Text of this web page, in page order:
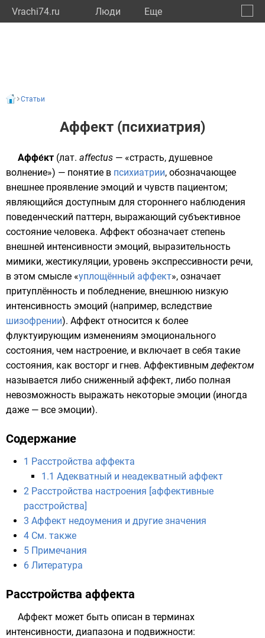
Vrachi74.ru Люди Eще
Статьи
Аффект (психиатрия)
Aффе́кт (лат. affectus — «страсть, душевное
волнение») — понятие в психиатрии, обозначающее
внешнее проявление эмоций и чувств пациентом;
являющийся доступным для стороннего наблюдения
поведенческий паттерн, выражающий субъективное
состояние человека. Аффект обозначает степень
внешней интенсивности эмоций, выразительность
мимики, жестикуляции, уровень экспрессивности речи,
в этом смысле «уплощённый аффект», означает
притуплённость и побледнение, внешнюю низкую
интенсивность эмоций (например, вследствие
шизофрении). Аффект относится к более
флуктуирующим изменениям эмоционального
состояния, чем настроение, и включает в себя такие
состояния, как восторг и гнев. Аффективнымдефектом
называется либо сниженный аффект, либо полная
невозможность выражать некоторые эмоции (иногда
даже — все эмоции).
Содержание
1 Расстройства аффекта
1.1 Адекватный и неадекватный аффект
2 Расстройства настроения [аффективные
расстройства]
3 Аффект недоумения и другие значения
4 См. также
5 Примечания
6 Литература
Расстройства аффекта
Аффект может быть описан в терминах
интенсивности, диапазона и подвижности: